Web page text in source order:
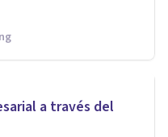
a través del